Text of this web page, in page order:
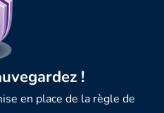
!
en place de la règle de